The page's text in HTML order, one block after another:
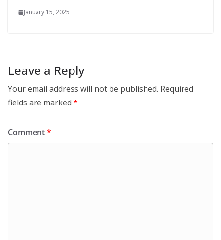
January 15, 2025
Leave a Reply
Your email address will not be published. Required
fields are marked *
Comment*